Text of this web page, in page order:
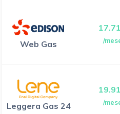
Web Gas /
Leggera Gas 24 /